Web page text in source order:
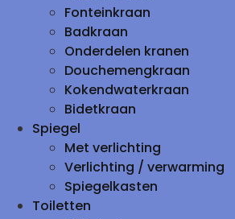
Fonteinkraan
Badkraan
Onderdelen kranen
Douchemengkraan
Kokendwaterkraan
Bidetkraan
Spiegel
Met verlichting
Verlichting / verwarming
Spiegelkasten
Toiletten